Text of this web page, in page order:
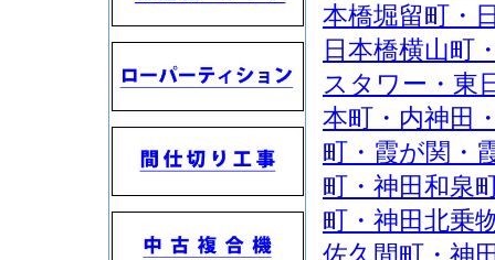
本橋堀留町・
日本橋横山町
スタワー・東
本町・内神田
町・霞が関・
町・神田和泉
町・神田北乗